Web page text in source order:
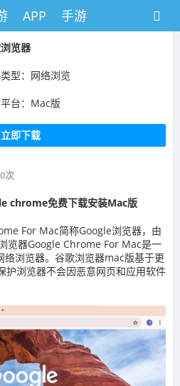
APP 手游
览器
型：网络浏览
台：Mac版
立即下载
0次
chrome免费下载安装Mac版
For Mac简称Google浏览器，由
览器Google Chrome For Mac是一
浏览器。谷歌浏览器mac版基于更
护浏览器不会因恶意网页和应用软件